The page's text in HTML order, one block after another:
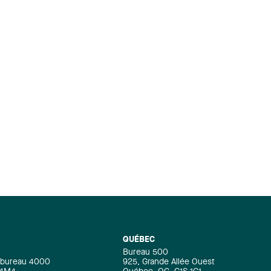
bureau 4000
QUÉBEC
Bureau 500
925, Grande Allée Ouest